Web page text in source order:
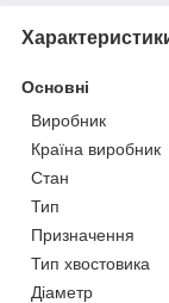
Основні
Виробник
Країна виробник
Стан
Тип
Призначення
Тип хвостовика
Діаметр